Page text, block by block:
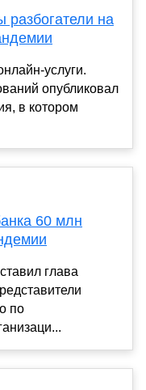
на
услуги.
опубликовал
в котором
60 млн
глава
по